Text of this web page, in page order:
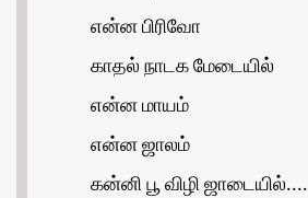
என்ன பிரிவோ
காதல் நாடக மேடையில்
என்ன மாயம்
என்ன ஜாலம்
கன்னி பூ விழி ஜாடையில்....